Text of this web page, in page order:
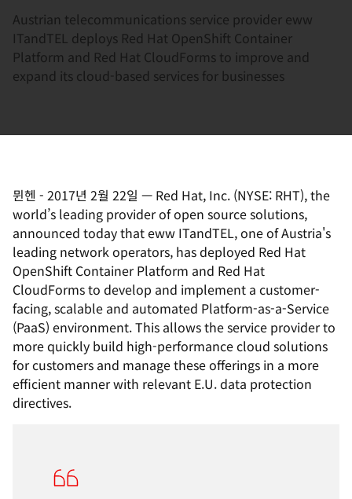
Austrian telecommunications service provider eww
ITandTEL deploys Red Hat OpenShift Container
Platform and Red Hat CloudForms to improve and
expand its cloud-based services for businesses
뮌헨 - 2017년 2월 22일 — Red Hat, Inc. (NYSE: RHT), the
world’s leading provider of open source solutions,
announced today that eww ITandTEL, one of Austria's
leading network operators, has deployed Red Hat
OpenShift Container Platform and Red Hat
CloudForms to develop and implement a customer-
facing, scalable and automated Platform-as-a-Service
(PaaS) environment. This allows the service provider to
more quickly build high-performance cloud solutions
for customers and manage these offerings in a more
efficient manner with relevant E.U. data protection
directives.